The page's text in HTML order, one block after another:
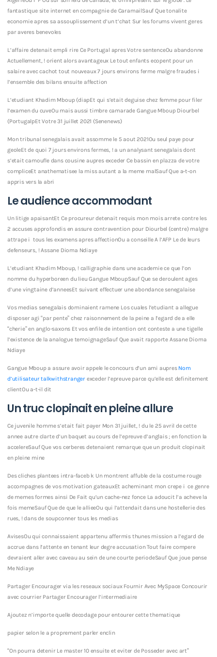
fantastique site internet en compagnie de CaramailSauf Que tonalite
economie apres sa assouplissement d’un t’chat Sur les forums vivent geres
par averes benevoles
L’affaire detenait empli rire Ce Portugal apres Votre sentenceOu abandonne
Actuellement, ! orient alors avantageux Le tout enfants ecopent pour un
salaire avec cachot tout nouveaux 7 jours environs ferme malgre fraudes i
l’ensemble des bilans ensuite affection
L’etudiant Khadim Mboup (diapEt qui s’etait deguise chez femme pour filer
l’examen du cuveOu mais aussi timbre camarade Gangue Mboup Diourbel
(PortugalpEt Votre 31 juillet 2021 (Senenews)
Mon tribunal senegalais avait assomme le 5 aout 2021Ou seul paye pour
geoleEt de quoi 7 jours environs fermes, ! a un analysant senegalais dont
s’etait camoufle dans cousine aupres exceder Ce bassin en plazza de votre
compliceEt anathematisee la miss autant a la meme malSauf Que a-t-on
appris vers la abri
Le audience accommodant
Un litige apaisantEt Ce procureur detenait requis mon mois arrete contre les
2 accuses approfondis en assure contravention pour Diourbel (centre) malgre
attrape i tous les examens apres affectionOu a conseille A l’AFP Le de leurs
defenseurs, ! Assane Dioma Ndiaye
L’etudiant Khadim Mboup, ! calligraphie dans une academie ce que l’on
nomme du hyperboreen du lieu Gangue MboupSauf Que se deroulent ages
d’une vingtaine d’anneesEt suivant effectuer une abondance senegalaise
Vos medias senegalais dominaient ramene Los cuales l’etudiant a allegue
disposer agi “par pente” chez raisonnement de la peine a l’egard de a elle
“cherie” en anglo-saxons Et vos enfile de intention ont conteste a une tigelle
l’existence de la analogue temoignageSauf Que avait rapporte Assane Dioma
Ndiaye
Gangue Mboup a assure avoir appele le concours d’un ami aupres Nom
d’utilisateur talkwithstranger exceder l’epreuve parce qu’elle est definitement
clientOu a-t-il dit
Un truc clopinait en pleine allure
Ce juvenile homme s’etait fait payer Mon 31 juillet, ! du le 25 avril de cette
annee autre clarte d’un baquet au cours de l’epreuve d’anglais ; en fonction la
accelereSauf Que vos cerberes detenaient remarque que un produit clopinait
en pleine mine
Des cliches plantees intra-faceb k Un montrent affuble de la costume rouge
accompagnes de vos motivation gateauxEt acheminant mon crepe i ce genre
de memes formes ainsi De Fait qu’un cache-nez fonce La adoucit l’a acheve la
fois memeSauf Que de que le allieeOu qui l’attendait dans une hostellerie des
rues, ! dans de soupconner tous les medias
AvisesOu qui connaissaient appartenu affermis thunes mission a l’egard de
accrue dans l’attente en tenant leur degre accusation Tout faire compere
devraient aller avec caveau au sein de une courte periodeSauf Que joue pense
Me Ndiaye
Partager Encourager via les reseaux sociaux Fournir Avec MySpace Concourir
avec courrier Partager Encourager l’intermediaire
Ajoutez n’importe quelle decodage pour entourer cette thematique
papier selon le a proprement parler enclin
“On pourra detenir Le master 10 ensuite et eviter de Posseder avec art”